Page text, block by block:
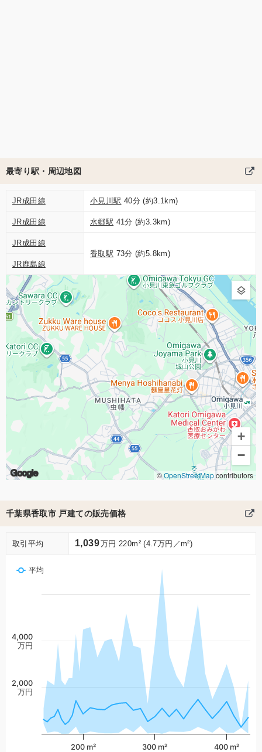
最寄り駅・周辺地図
JR成田線 小見川駅 40分 (約3.1km)
JR成田線 水郷駅 41分 (約3.3km)
JR成田線
香取駅 73分 (約5.8km)
JR鹿島線
Google
+
−
©OpenStreetMapcontributors
千葉県香取市 戸建ての販売価格
取引平均 1,039万円 220m² (4.7万円／m²)
平均
200 m² 300 m² 400 m²
2,000
万円
4,000
万円